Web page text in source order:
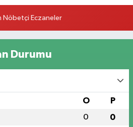
Nöbetçi Eczaneler
Durumu
O P
0 0